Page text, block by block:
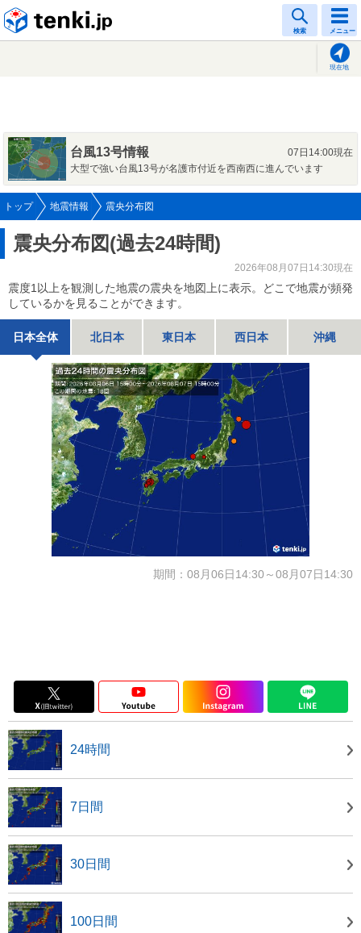
検索 メニュー
現在地
台風13号情報
07日14:00現在
大型で強い台風13号が名護市付近を西南西に進んでいます
トップ 地震情報 震央分布図
震央分布図(過去24時間)
2026年08月07日14:30現在
震度1以上を観測した地震の震央を地図上に表示。どこで地震が頻発
しているかを見ることができます。
日本全体 北日本 東日本 西日本 沖縄
期間：08月06日14:30～08月07日14:30
24時間
7日間
30日間
100日間